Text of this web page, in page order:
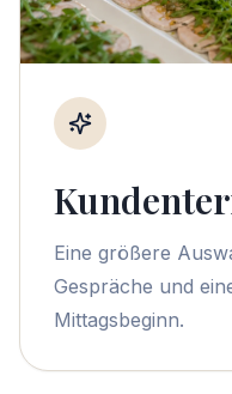
Eine größere
Gespräche und
Mittagsbeginn.